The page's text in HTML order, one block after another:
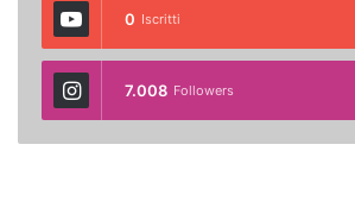
0 Iscritti
7.008 Followers